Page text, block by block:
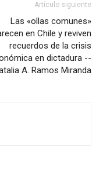
Artículo siguiente
Las «ollas comunes»
en Chile y reviven
recuerdos de la crisis
en dictadura --
A. Ramos Miranda